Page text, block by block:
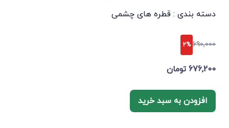
دسته بندی : قطره های چشمی
690,000
2%
676,200 تومان
افزودن به سبد خرید